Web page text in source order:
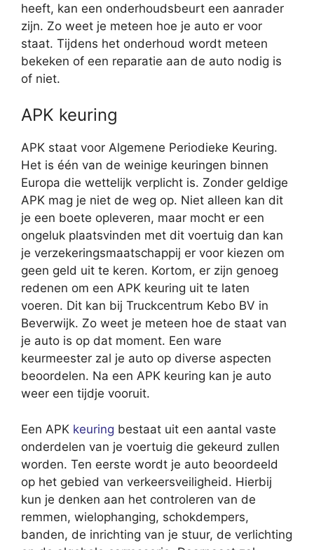
heeft, kan een onderhoudsbeurt een aanrader
zijn. Zo weet je meteen hoe je auto er voor
staat. Tijdens het onderhoud wordt meteen
bekeken of een reparatie aan de auto nodig is
of niet.
APK keuring
APK staat voor Algemene Periodieke Keuring.
Het is één van de weinige keuringen binnen
Europa die wettelijk verplicht is. Zonder geldige
APK mag je niet de weg op. Niet alleen kan dit
je een boete opleveren, maar mocht er een
ongeluk plaatsvinden met dit voertuig dan kan
je verzekeringsmaatschappij er voor kiezen om
geen geld uit te keren. Kortom, er zijn genoeg
redenen om een APK keuring uit te laten
voeren. Dit kan bij Truckcentrum Kebo BV in
Beverwijk. Zo weet je meteen hoe de staat van
je auto is op dat moment. Een ware
keurmeester zal je auto op diverse aspecten
beoordelen. Na een APK keuring kan je auto
weer een tijdje vooruit.
Een APK keuring bestaat uit een aantal vaste
onderdelen van je voertuig die gekeurd zullen
worden. Ten eerste wordt je auto beoordeeld
op het gebied van verkeersveiligheid. Hierbij
kun je denken aan het controleren van de
remmen, wielophanging, schokdempers,
banden, de inrichting van je stuur, de verlichting